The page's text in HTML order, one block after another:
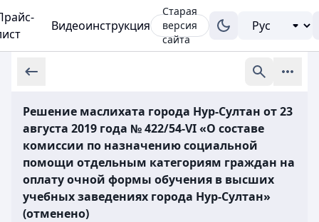
Видеоинструкция
Старая
версия
сайта
Решение маслихата города Нур-Султан от 23
августа 2019 года № 422/54-VI «О составе
комиссии по назначению социальной
помощи отдельным категориям граждан на
оплату очной формы обучения в высших
учебных заведениях города Нур-Султан»
(отменено)